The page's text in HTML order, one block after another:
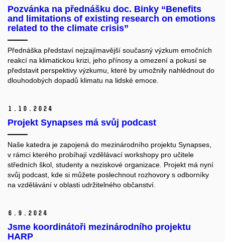
Pozvánka na přednášku doc. Binky “Benefits
and limitations of existing research on emotions
related to the climate crisis”
Přednáška představí nejzajímavější současný výzkum emočních
reakcí na klimatickou krizi, jeho přínosy a omezení a pokusí se
představit perspektivy výzkumu, které by umožnily nahlédnout do
dlouhodobých dopadů klimatu na lidské emoce.
1. 10. 2024
Projekt Synapses má svůj podcast
Naše katedra je zapojená do mezinárodního projektu Synapses,
v rámci kterého probíhají vzdělávací workshopy pro učitele
středních škol, studenty a neziskové organizace. Projekt má nyní
svůj podcast, kde si můžete poslechnout rozhovory s odborníky
na vzdělávání v oblasti udržitelného občanství.
6. 9. 2024
Jsme koordinátoři mezinárodního projektu
HARP